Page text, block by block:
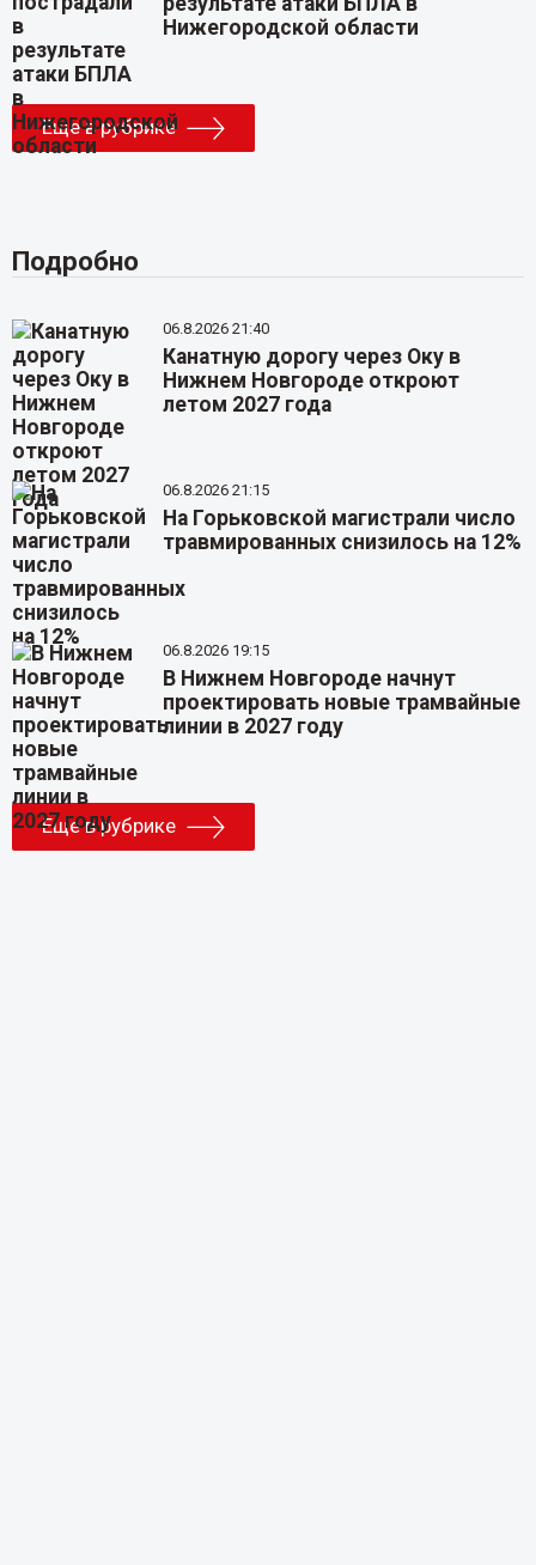
Нижегородской области
Еще в рубрике
Подробно
06.8.2026 21:40
Канатную дорогу через Оку в
Нижнем Новгороде откроют
летом 2027 года
06.8.2026 21:15
На Горьковской магистрали число
травмированных снизилось на 12%
06.8.2026 19:15
В Нижнем Новгороде начнут
проектировать новые трамвайные
линии в 2027 году
Еще в рубрике